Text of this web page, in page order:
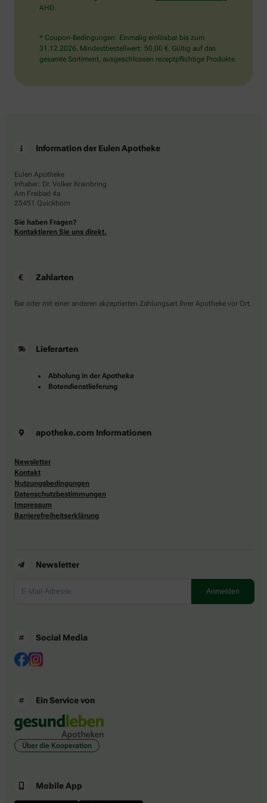
AHD.
* Coupon-Bedingungen: Einmalig einlösbar bis zum
31.12.2026. Mindestbestellwert: 50,00 €. Gültig auf das
gesamte Sortiment, ausgeschlossen rezeptpflichtige Produkte.
Information der Eulen Apotheke
Eulen Apotheke
Inhaber: Dr. Volker Krainbring
Am Freibad 4a
25451 Quickborn
Sie haben Fragen?
Kontaktieren Sie uns direkt.
Zahlarten
Bar oder mit einer anderen akzeptierten Zahlungsart Ihrer Apotheke vor Ort.
Lieferarten
Abholung in der Apotheke
Botendienstlieferung
apotheke.com Informationen
Newsletter
Kontakt
Nutzungsbedingungen
Datenschutzbestimmungen
Impressum
Barrierefreiheitserklärung
Newsletter
Social Media
Ein Service von
Über die Kooperation
Mobile App